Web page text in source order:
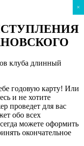
клуба длинный
годовую карту! Или
и не хотите
проведет для вас
обо всех
можете оформить
окончательное
×